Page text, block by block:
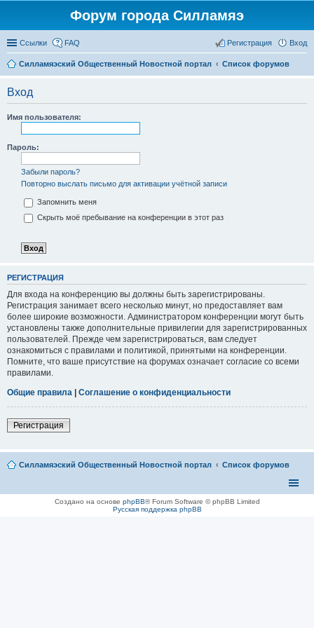
Форум города Силламяэ
Ссылки FAQ Вход
Регистрация
Силламяэский Общественный Новостной портал Список форумов
Вход
Имя пользователя:
Пароль:
Забыли пароль?
Повторно выслать письмо для активации учётной записи
Запомнить меня
Скрыть моё пребывание на конференции в этот раз
РЕГИСТРАЦИЯ
Для входа на конференцию вы должны быть зарегистрированы.
Регистрация занимает всего несколько минут, но предоставляет вам
более широкие возможности. Администратором конференции могут быть
установлены также дополнительные привилегии для зарегистрированных
пользователей. Прежде чем зарегистрироваться, вам следует
ознакомиться с правилами и политикой, принятыми на конференции.
Помните, что ваше присутствие на форумах означает согласие со всеми
правилами.
Общие правила | Соглашение о конфиденциальности
Регистрация
Силламяэский Общественный Новостной портал Список форумов
Создано на основе phpBB® Forum Software © phpBB Limited
Русская поддержка phpBB